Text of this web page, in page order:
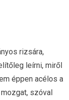
rizsára,
leírni, miről
éppen acélos a
szóval